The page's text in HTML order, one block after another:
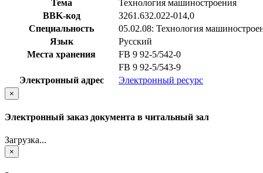
Тема
Технология машиностроения
BBK-код
З261.632.022-014,0
Специальность
05.02.08: Технология
Язык
Русский
Места хранения
FB 9 92-5/542-0
FB 9 92-5/543-9
Электронный адрес
Электронный ресурс
×
Электронный заказ документа в читальный зал
Загрузка...
×